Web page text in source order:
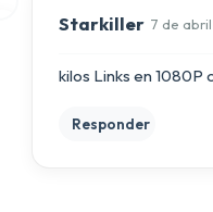
Starkiller 7 de
kilos Links en 1080P
Responder